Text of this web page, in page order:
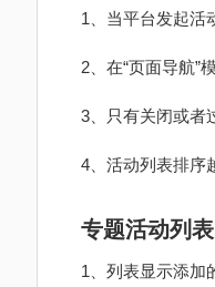
1、当平台发起活
2、在“页面导航”
3、只有关闭或者
4、活动列表排序
专题活动列表
1、列表显示添加